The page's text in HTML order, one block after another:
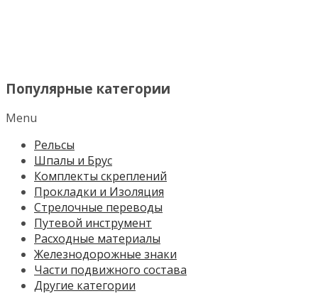
Популярные категории
Menu
Рельсы
Шпалы и Брус
Комплекты скреплений
Прокладки и Изоляция
Стрелочные переводы
Путевой инструмент
Расходные материалы
Железнодорожные знаки
Части подвижного состава
Другие категории